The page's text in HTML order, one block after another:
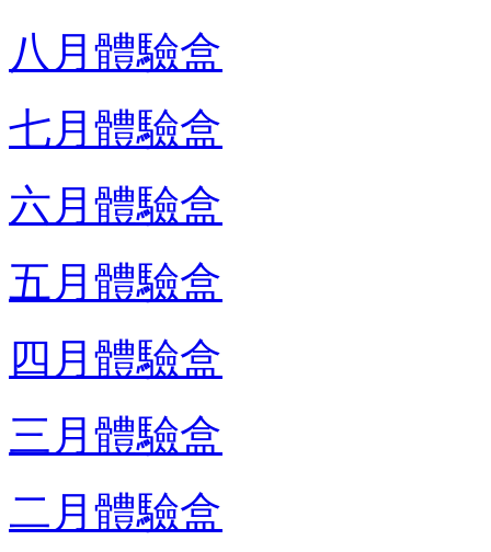
八月體驗盒
七月體驗盒
六月體驗盒
五月體驗盒
四月體驗盒
三月體驗盒
二月體驗盒